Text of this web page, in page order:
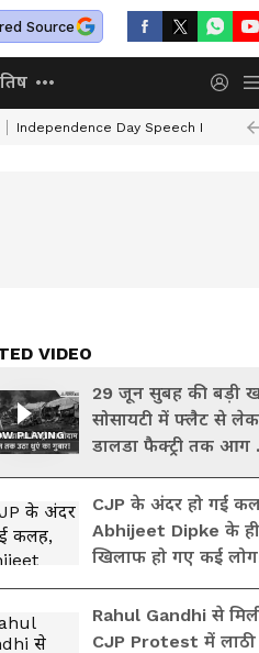
Source
Independence Day Speech In Hindi
VIDEO
PLAYING
29 जून सुबह की बड़ी
सोसायटी में फ्लैट से
डालडा फैक्ट्री तक आग
तांडव, मचा हाहाकार
CJP के अंदर हो गई
Abhijeet Dipke के ही
खिलाफ हो गए कई
Rahul Gandhi से
CJP Protest में लाठी